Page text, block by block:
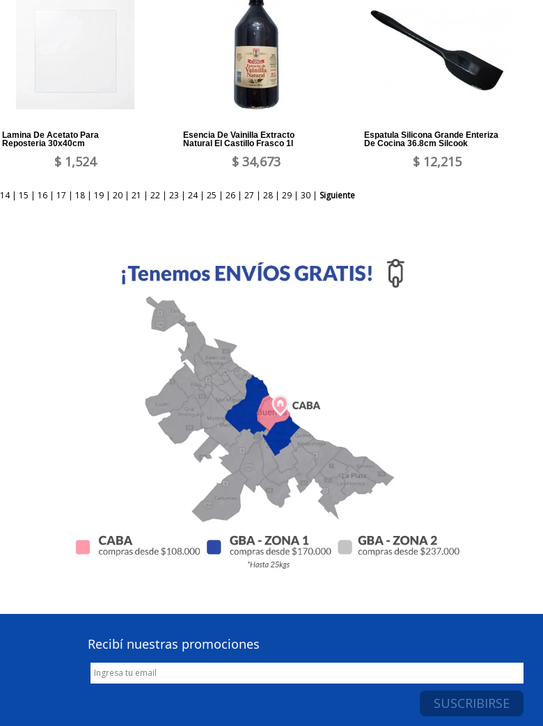
Lamina De Acetato Para
Reposteria 30x40cm
$ 1,524
Esencia De Vainilla Extracto
Natural El Castillo Frasco 1l
$ 34,673
Espatula Silicona Grande Enteriza
De Cocina 36.8cm Silcook
$ 12,215
14| 15 | 16 | 17 | 18 | 19 | 20 | 21 | 22 | 23 | 24| 25 | 26 | 27 | 28 | 29 | 30 | Siguiente
Recibí nuestras promociones